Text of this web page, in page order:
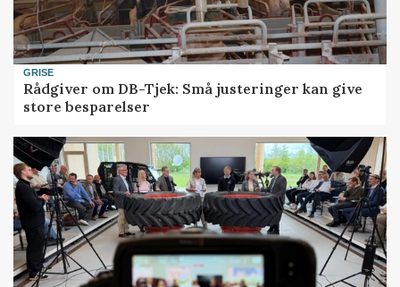
GRISE
Rådgiver om DB-Tjek: Små justeringer kan give
store besparelser